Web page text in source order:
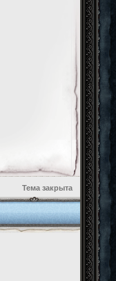
Тема закрыта